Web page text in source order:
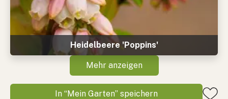
Heidelbeere 'Poppins'
Mehr anzeigen
In “Mein Garten” speichern